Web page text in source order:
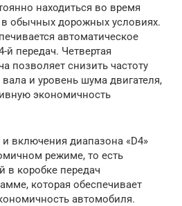
находиться во время
обычных дорожных условиях.
автоматическое
й передач. Четвертая
позволяет снизить частоту
и уровень шума двигателя,
экономичность
и включения диапазона «D4»
режиме, то есть
в коробке передач
которая обеспечивает
автомобиля.